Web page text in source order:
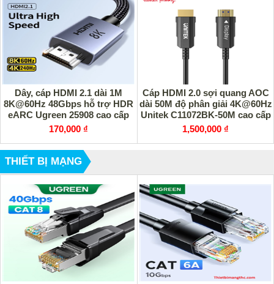
Dây, cáp HDMI 2.1 dài 1M
8K@60Hz 48Gbps hỗ trợ HDR
eARC Ugreen 25908 cao cấp
170,000 ₫
Cáp HDMI 2.0 sợi quang AOC
dài 50M độ phân giải 4K@60Hz
Unitek C11072BK-50M cao cấp
1,500,000 ₫
THIẾT BỊ MẠNG